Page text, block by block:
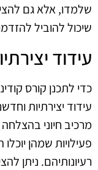
שלמדו, אלא גם
שיכול להוביל
עידוד
כדי לתכנן קורס
עידוד יצירתיות
מרכיב חיוני
פעילויות שמהן
רעיונותיהם. ניתן